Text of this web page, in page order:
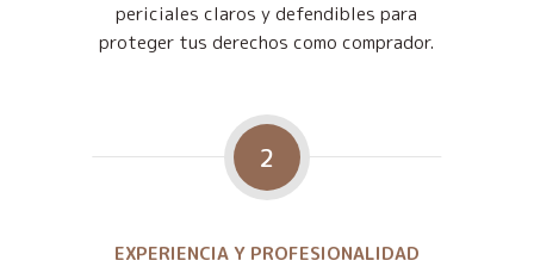
periciales claros y defendibles para
proteger tus derechos como comprador.
2
EXPERIENCIA Y PROFESIONALIDAD